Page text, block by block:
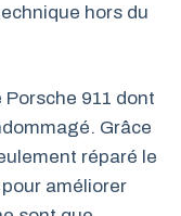
hors du
911 dont
Grâce
réparé le
améliorer